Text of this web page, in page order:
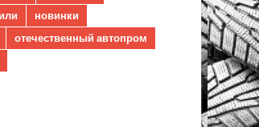
новинки
отечественный автопром